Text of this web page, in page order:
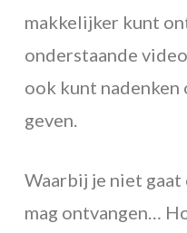
makkelijker kunt
onderstaande
ook kunt nadenken
geven.
Waarbij je niet gaat
mag ontvangen…